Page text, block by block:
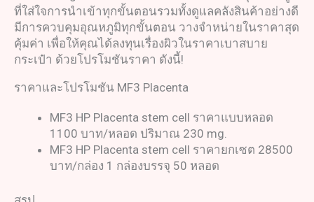
ที่ใส่ใจการนำเข้าทุกขั้นตอนรวมทั้งดูแลคลังสินค้าอย่างดี
มีการควบคุมอุณหภูมิทุกขั้นตอน วางจำหน่ายในราคาสุด
คุ้มค่า เพื่อให้คุณได้ลงทุนเรื่องผิวในราคาเบาสบาย
กระเป๋า ด้วยโปรโมชันราคา ดังนี้!
ราคาและโปรโมชัน MF3 Placenta
MF3 HP Placenta stem cell ราคาแบบหลอด
1100 บาท/หลอด ปริมาณ 230 mg.
MF3 HP Placenta stem cell ราคายกเซต 28500
บาท/กล่อง 1 กล่องบรรจุ 50 หลอด